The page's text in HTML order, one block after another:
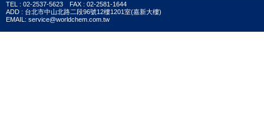
TEL : 02-2537-5623 FAX : 02-2581-1644
ADD : 台北市中山北路二段96號12樓1201室(嘉新大樓)
EMAIL: service@worldchem.com.tw